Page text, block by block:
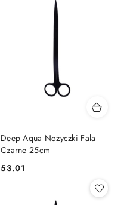
Deep Aqua Nożyczki Fala
Czarne 25cm
Cena:
53.01